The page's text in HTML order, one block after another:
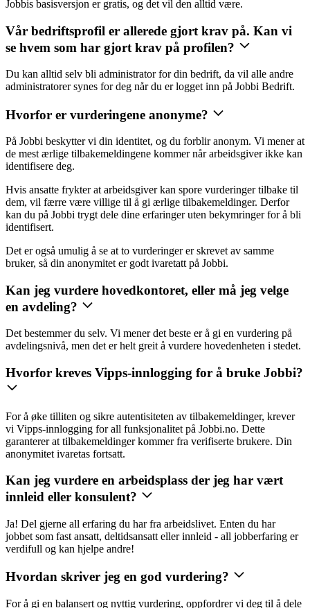
Jobbis basisversjon er gratis, og det vil den alltid være.
Vår bedriftsprofil er allerede gjort krav på. Kan vi
se hvem som har gjort krav på profilen?
Du kan alltid selv bli administrator for din bedrift, da vil alle andre
administratorer synes for deg når du er logget inn på Jobbi Bedrift.
Hvorfor er vurderingene anonyme?
På Jobbi beskytter vi din identitet, og du forblir anonym. Vi mener at
de mest ærlige tilbakemeldingene kommer når arbeidsgiver ikke kan
identifisere deg.
Hvis ansatte frykter at arbeidsgiver kan spore vurderinger tilbake til
dem, vil færre være villige til å gi ærlige tilbakemeldinger. Derfor
kan du på Jobbi trygt dele dine erfaringer uten bekymringer for å bli
identifisert.
Det er også umulig å se at to vurderinger er skrevet av samme
bruker, så din anonymitet er godt ivaretatt på Jobbi.
Kan jeg vurdere hovedkontoret, eller må jeg velge
en avdeling?
Det bestemmer du selv. Vi mener det beste er å gi en vurdering på
avdelingsnivå, men det er helt greit å vurdere hovedenheten i stedet.
Hvorfor kreves Vipps-innlogging for å bruke Jobbi?
For å øke tilliten og sikre autentisiteten av tilbakemeldinger, krever
vi Vipps-innlogging for all funksjonalitet på Jobbi.no. Dette
garanterer at tilbakemeldinger kommer fra verifiserte brukere. Din
anonymitet ivaretas fortsatt.
Kan jeg vurdere en arbeidsplass der jeg har vært
innleid eller konsulent?
Ja! Del gjerne all erfaring du har fra arbeidslivet. Enten du har
jobbet som fast ansatt, deltidsansatt eller innleid - all jobberfaring er
verdifull og kan hjelpe andre!
Hvordan skriver jeg en god vurdering?
For å gi en balansert og nyttig vurdering, oppfordrer vi deg til å dele